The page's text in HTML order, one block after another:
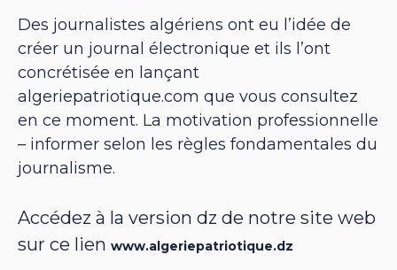
Des journalistes algériens ont eu l’idée de
créer un journal électronique et ils l’ont
concrétisée en lançant
algeriepatriotique.com que vous consultez
en ce moment. La motivation professionnelle
– informer selon les règles fondamentales du
journalisme.
Accédez à la version dz de notre site web
sur ce lien www.algeriepatriotique.dz